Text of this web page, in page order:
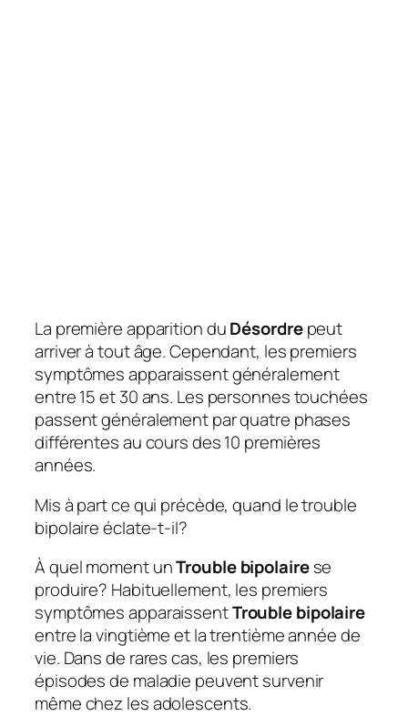
La première apparition duDésordrepeut
arriver à tout âge. Cependant, les premiers
symptômes apparaissent généralement
entre 15 et 30 ans. Les personnes touchées
passent généralement par quatre phases
différentes au cours des 10 premières
années.
Mis à part ce qui précède, quand le trouble
bipolaire éclate-t-il?
À quel moment unTrouble bipolairese
produire? Habituellement, les premiers
symptômes apparaissentTrouble bipolaire
entre la vingtième et la trentième année de
vie. Dans de rares cas, les premiers
épisodes de maladie peuvent survenir
même chez les adolescents.